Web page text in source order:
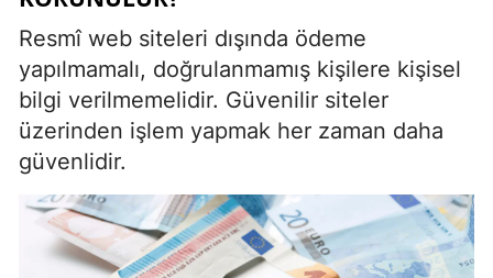
Resmî web siteleri dışında ödeme
yapılmamalı, doğrulanmamış kişilere kişisel
bilgi verilmemelidir. Güvenilir siteler
üzerinden işlem yapmak her zaman daha
güvenlidir.